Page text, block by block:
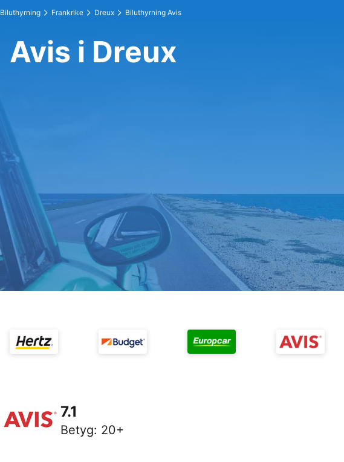
Biluthyrning Frankrike Dreux Biluthyrning Avis
Avis i Dreux
7.1
Betyg: 20+